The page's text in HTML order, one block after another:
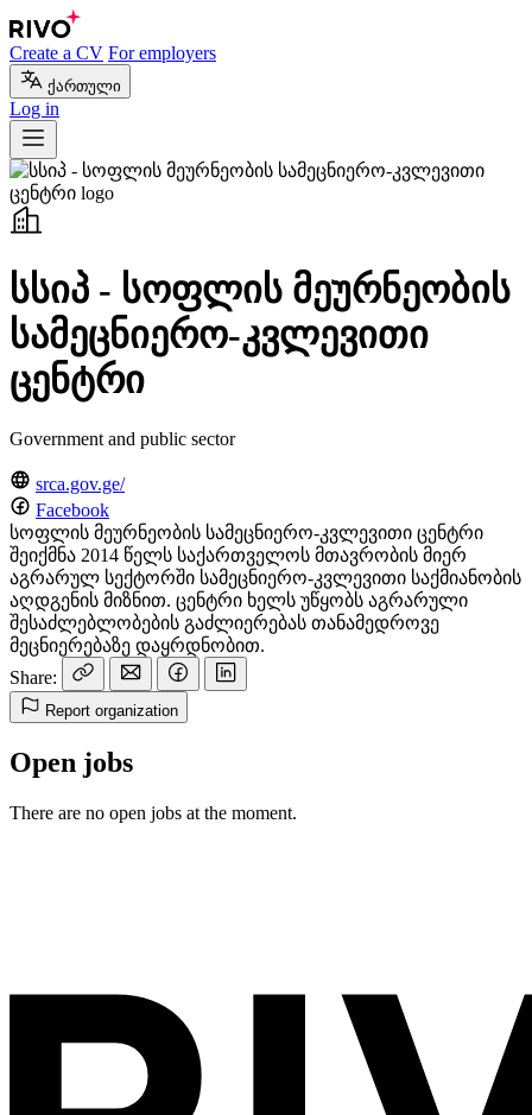
Create a CV For employers
ქართული
Log in
სსიპ - სოფლის მეურნეობის
სამეცნიერო-კვლევითი
ცენტრი
Government and public sector
srca.gov.ge/
Facebook
სოფლის მეურნეობის სამეცნიერო-კვლევითი ცენტრი
შეიქმნა 2014 წელს საქართველოს მთავრობის მიერ
აგრარულ სექტორში სამეცნიერო-კვლევითი საქმიანობის
აღდგენის მიზნით. ცენტრი ხელს უწყობს აგრარული
შესაძლებლობების გაძლიერებას თანამედროვე
მეცნიერებაზე დაყრდნობით.
Share:
Report organization
Open jobs
There are no open jobs at the moment.